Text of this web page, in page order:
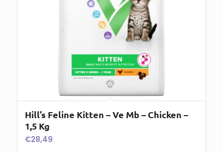
Hill’s Feline Kitten – Ve Mb – Chicken –
1,5 Kg
€28,49